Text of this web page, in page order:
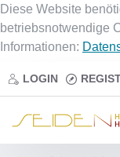
Diese Website
betriebsnotwendige
Informationen:
LOGIN